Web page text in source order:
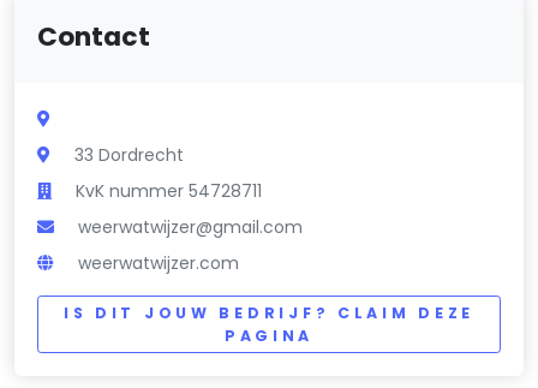
Contact
33 Dordrecht
KvK nummer 54728711
weerwatwijzer@gmail.com
weerwatwijzer.com
IS DIT JOUW BEDRIJF? CLAIM DEZE
PAGINA